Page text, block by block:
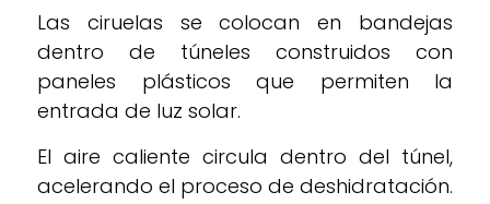
Las ciruelas se colocan en bandejas
dentro de túneles construidos con
paneles plásticos que permiten la
entrada de luz solar.
El aire caliente circula dentro del túnel,
acelerando el proceso de deshidratación.